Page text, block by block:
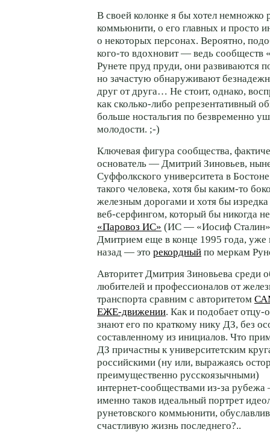
В своей колонке я бы хотел немножко
коммьюнити, о его главных и просто
о некоторых персонах. Вероятно,
кого-то вдохновит — ведь сообществ
Рунете пруд пруди, они развиваются
но зачастую обнаруживают
друг от друга… Не стоит, однако,
как сколько-либо репрезентативный
больше ностальгия по безвременно
молодости. ;-)
Ключевая фигура сообщества,
основатель — Дмитрий Зиновьев,
Суффолкского университета в
такого человека, хотя бы каким-то
железным дорогами и хотя бы
веб-серфингом, который бы никогда
«Паровоз ИС» (ИС — «Иосиф
Дмитрием еще в конце 1995 года, уже
назад — это рекордный по меркам
Авторитет Дмитрия Зиновьева среди
любителей и профессионалов от
транспорта сравним с авторитетом
ЕЖЕ-движении. Как и подобаетотцу-
знают его по краткому нику ДЗ, без
составленному из инициалов. Что
ДЗ причастны к университетским
российскими (ну или, выражаясь
преимущественно русскоязычными)
интернет-сообществами из-за рубежа
именно таков идеальный портрет
рунетовского коммьюнити,
счастливую жизнь последнего?..